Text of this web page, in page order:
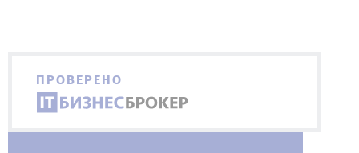
ПРОВЕРЕНО